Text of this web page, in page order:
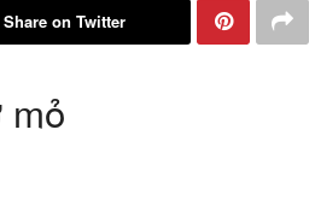
Share on Twitter
mỏ